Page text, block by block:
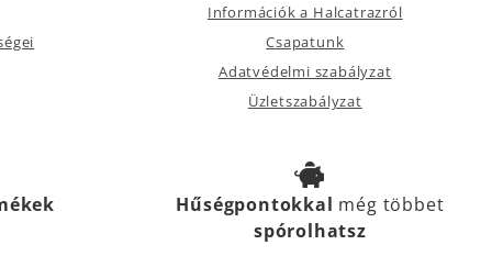
Információk a Halcatrazról
Csapatunk
Adatvédelmi szabályzat
Üzletszabályzat
Hűségpontokkal még többet
spórolhatsz